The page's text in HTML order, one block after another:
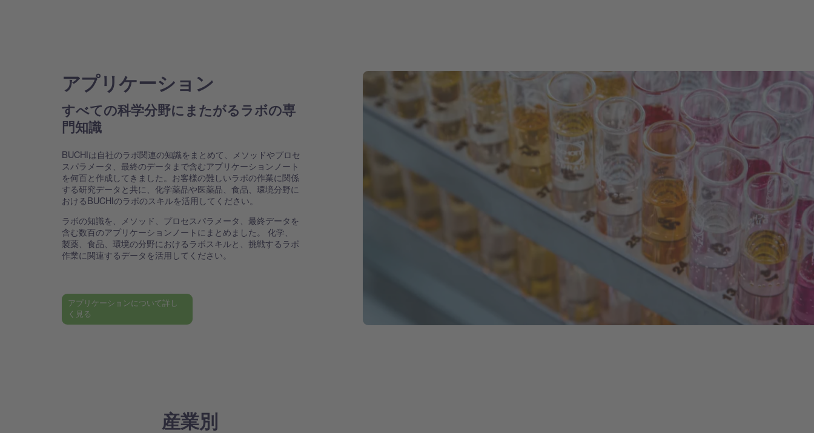
アプリケーション
すべての科学分野にまたがるラボの専
門知識
BUCHIは自社のラボ関連の知識をまとめて、メソッドやプロセ
スパラメータ、最終のデータまで含むアプリケーションノート
を何百と作成してきました。お客様の難しいラボの作業に関係
する研究データと共に、化学薬品や医薬品、食品、環境分野に
おけるBUCHIのラボのスキルを活用してください。
ラボの知識を、メソッド、プロセスパラメータ、最終データを
含む数百のアプリケーションノートにまとめました。 化学、
製薬、食品、環境の分野におけるラボスキルと、挑戦するラボ
作業に関連するデータを活用してください。
アプリケーションについて詳し
く見る
産業別